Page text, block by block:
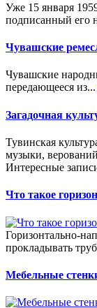
Уже 15 января
подписанный его
Чувашские
Чувашские
передающееся из...
Загадочная
Тувинская
музыки,
Интересные
Что такое
Горизонтально-
прокладывать
Мебельные